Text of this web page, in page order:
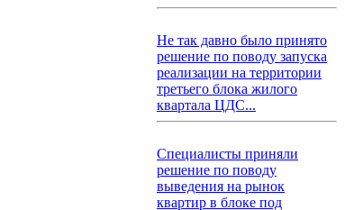
Не так давно было принято
решение по поводу запуска
реализации на территории
третьего блока жилого
квартала ЦДС...
Специалисты приняли
решение по поводу
выведения на рынок
квартир в блоке под